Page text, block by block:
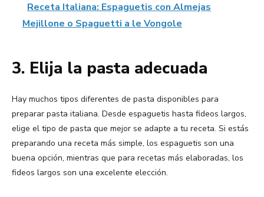
Receta Italiana: Espaguetis con Almejas
Mejillone o Spaguetti a le Vongole
3. Elija la pasta adecuada
Hay muchos tipos diferentes de pasta disponibles para
preparar pasta italiana. Desde espaguetis hasta fideos largos,
elige el tipo de pasta que mejor se adapte a tu receta. Si estás
preparando una receta más simple, los espaguetis son una
buena opción, mientras que para recetas más elaboradas, los
fideos largos son una excelente elección.